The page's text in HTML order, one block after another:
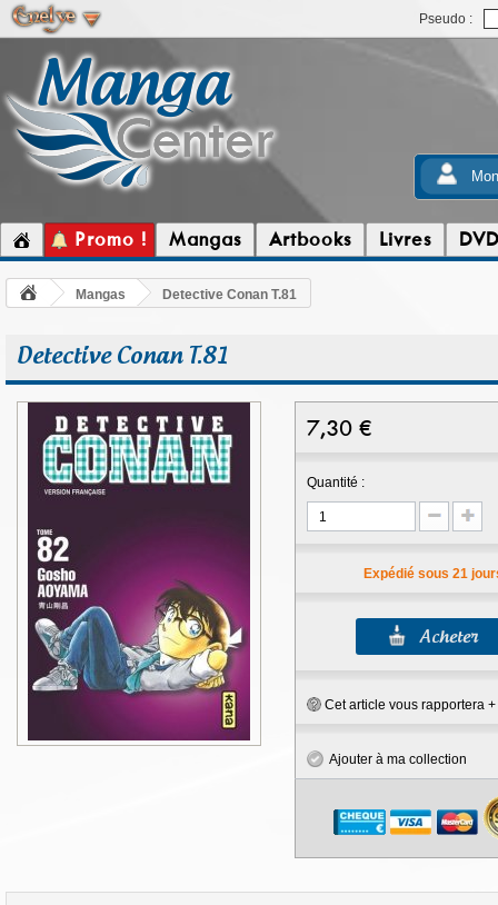
Pseudo :
Promo ! Mangas Artbooks Livres DVD
Mangas Detective Conan T.81
Detective Conan T.81
7,30 €
Quantité :
Expédié sous 21
Cet article vous rapportera +
Ajouter à ma collection